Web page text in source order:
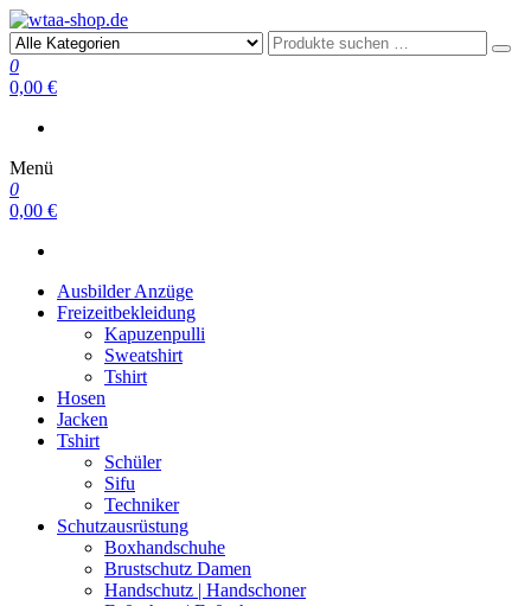
wtaa-shop.de
0
0,00 €
Menü
0
0,00 €
Ausbilder Anzüge
Freizeitbekleidung
Kapuzenpulli
Sweatshirt
Tshirt
Hosen
Jacken
Tshirt
Schüler
Sifu
Techniker
Schutzausrüstung
Boxhandschuhe
Brustschutz Damen
Handschutz | Handschoner